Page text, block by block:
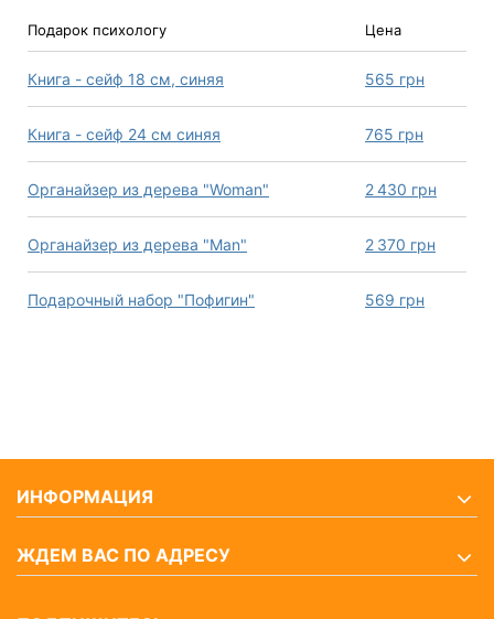
Подарок психологу Цена
Книга - сейф 18 см, синяя 565 грн
Книга - сейф 24 см синяя 765 грн
Органайзер из дерева "Woman" 2 430 грн
Органайзер из дерева "Man" 2 370 грн
Подарочный набор "Пофигин" 569 грн
ИНФОРМАЦИЯ
ЖДЕМ ВАС ПО АДРЕСУ